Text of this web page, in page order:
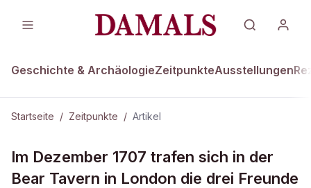
Geschichte & ArchäologieZeitpunkteAusstellungen
Startseite / Zeitpunkte / Artikel
Gelehrte tun sich zusammen
Im Dezember 1707 trafen sich in der
Bear Tavern in London die drei Freunde